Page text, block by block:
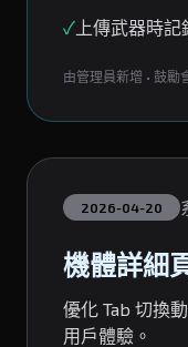
✓ 上傳武器時
由管理員新增 • 鼓勵
2026-04-20
機體詳細
優化 Tab 切換
用戶體驗。